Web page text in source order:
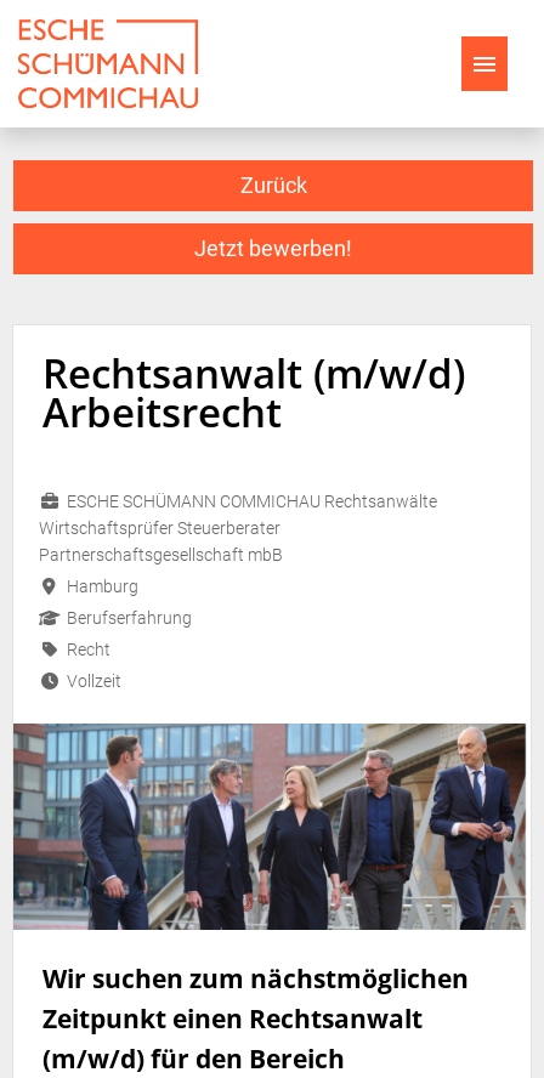
Stellenangebote
Arbeiten bei ESCHE
Jobwelten
Zurück
Jetzt bewerben!
Rechtsanwalt (m/w/d)
Arbeitsrecht
ESCHE SCHÜMANN COMMICHAU Rechtsanwälte
Wirtschaftsprüfer Steuerberater
Partnerschaftsgesellschaft mbB
Hamburg
Berufserfahrung
Recht
Vollzeit
Wir suchen zum nächstmöglichen
Zeitpunkt einen Rechtsanwalt
(m/w/d) für den Bereich